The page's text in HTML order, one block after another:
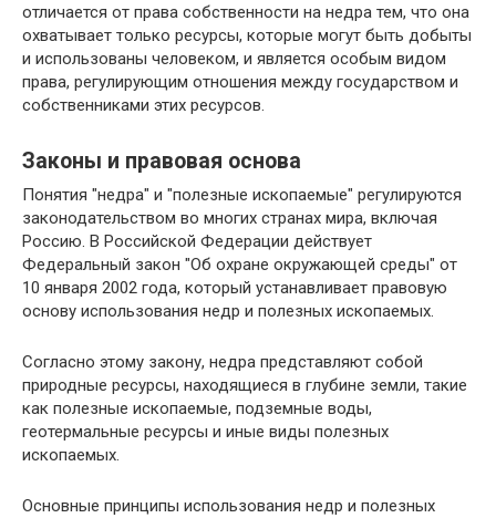
отличается от права собственности на недра тем, что она
охватывает только ресурсы, которые могут быть добыты
и использованы человеком, и является особым видом
права, регулирующим отношения между государством и
собственниками этих ресурсов.
Законы и правовая основа
Понятия "недра" и "полезные ископаемые" регулируются
законодательством во многих странах мира, включая
Россию. В Российской Федерации действует
Федеральный закон "Об охране окружающей среды" от
10 января 2002 года, который устанавливает правовую
основу использования недр и полезных ископаемых.
Согласно этому закону, недра представляют собой
природные ресурсы, находящиеся в глубине земли, такие
как полезные ископаемые, подземные воды,
геотермальные ресурсы и иные виды полезных
ископаемых.
Основные принципы использования недр и полезных